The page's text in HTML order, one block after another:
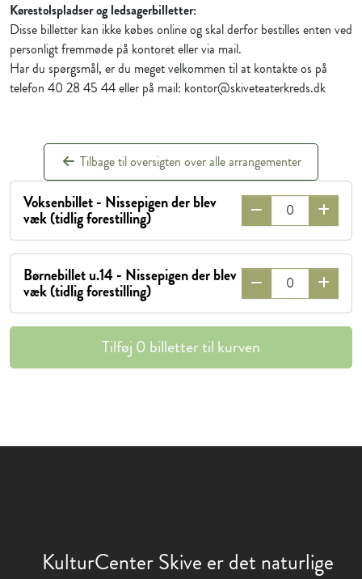
Kørestolspladser og ledsagerbilletter:
Disse billetter kan ikke købes online og skal derfor bestilles enten ved
personligt fremmøde på kontoret eller via mail.
Har du spørgsmål, er du meget velkommen til at kontakte os på
telefon 40 28 45 44 eller på mail: kontor@skiveteaterkreds.dk
Tilbage til oversigten over alle arrangementer
Voksenbillet - Nissepigen der blev
væk (tidlig forestilling)
Børnebillet u.14 - Nissepigen der blev
væk (tidlig forestilling)
Tilføj 0 billetter til kurven
KulturCenter Skive er det naturlige